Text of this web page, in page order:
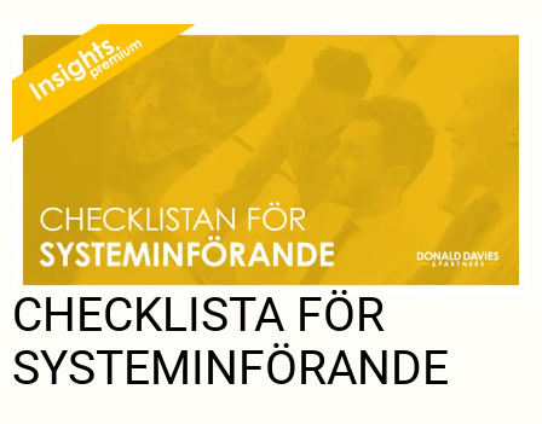
CHECKLISTA FÖR
SYSTEMINFÖRANDE